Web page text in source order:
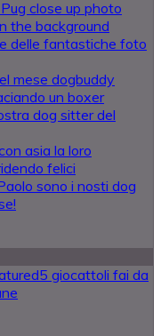
delle fantastiche foto
dog sitter del
sono i nosti dog
5 giocattoli fai da